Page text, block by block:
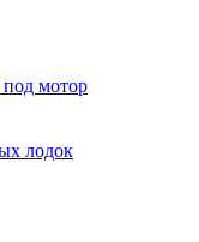
мотор
лодок